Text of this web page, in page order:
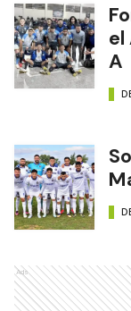
el
A
Ads